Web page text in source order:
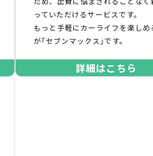
っていただけるサービスです。
もっと手軽にカーライフを楽しめ
が｢セブンマックス｣です。
詳細はこちら